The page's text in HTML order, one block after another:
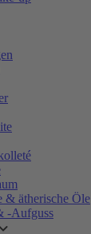
& ätherische Öle
-Aufguss